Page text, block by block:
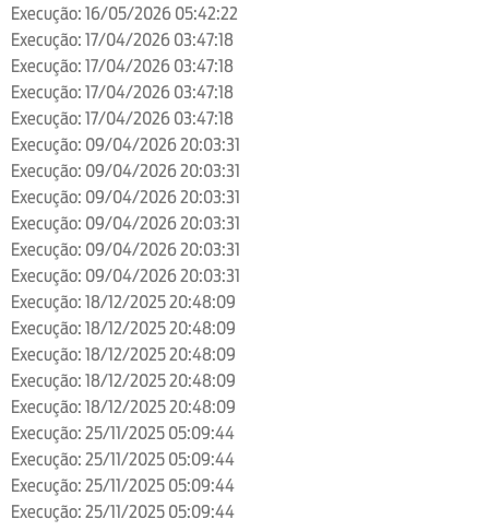
Execução: 16/05/2026 05:42:22
Execução: 17/04/2026 03:47:18
Execução: 17/04/2026 03:47:18
Execução: 17/04/2026 03:47:18
Execução: 17/04/2026 03:47:18
Execução: 09/04/2026 20:03:31
Execução: 09/04/2026 20:03:31
Execução: 09/04/2026 20:03:31
Execução: 09/04/2026 20:03:31
Execução: 09/04/2026 20:03:31
Execução: 09/04/2026 20:03:31
Execução: 18/12/2025 20:48:09
Execução: 18/12/2025 20:48:09
Execução: 18/12/2025 20:48:09
Execução: 18/12/2025 20:48:09
Execução: 18/12/2025 20:48:09
Execução: 25/11/2025 05:09:44
Execução: 25/11/2025 05:09:44
Execução: 25/11/2025 05:09:44
Execução: 25/11/2025 05:09:44